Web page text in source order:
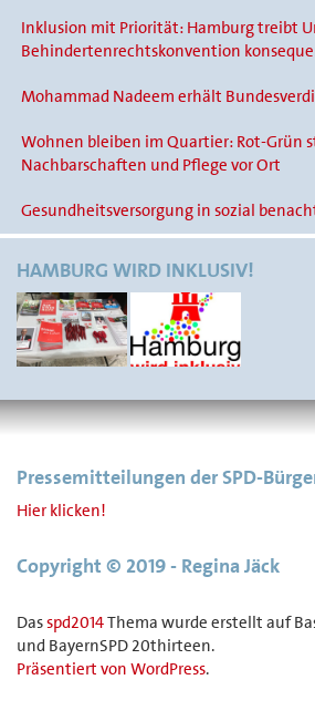
Inklusion mit Priorität: Hamburg treibt
Behindertenrechtskonvention
Mohammad Nadeem erhält
Wohnen bleiben im Quartier: Rot-Grün
Nachbarschaften und Pflege vor Ort
Gesundheitsversorgung in sozial
HAMBURG WIRD INKLUSIV!
Pressemitteilungen der SPD-
Hier klicken!
Copyright © 2019 - Regina Jäck
Dasspd2014Thema wurde erstellt auf
und BayernSPD 20thirteen.
Präsentiert von WordPress.